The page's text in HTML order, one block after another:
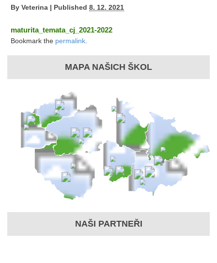
By Veterina | Published 8. 12. 2021
maturita_temata_cj_2021-2022
Bookmark the permalink.
MAPA NAŠICH ŠKOL
NAŠI PARTNEŘI